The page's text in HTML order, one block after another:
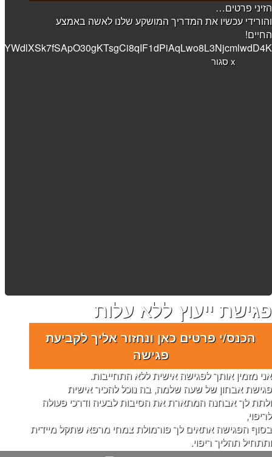
הזיני פרטים…
והורידי עכשיו את המדריך המושקע שלנו לאשה באמצע
החיים!
x סגור
פגישת ייעוץ ללא עלות
הכנס/י פרטים כאן ונחזור אליך לקביעת
פגישה
אני מזמין אותך לפגישה אישית ללא התחייבות.
פגישת אבחון של שעה שלמה, בה נוכל להכיר אישית
ולתת לך אבחנה המתארת את הסיבות לבעיה ודרכי פעולה
לריפוי,
בסוף הפגישה אתאים לך פורמולת צמחי מרפא שתקל מיידית
ותתחיל תהליך ריפוי.